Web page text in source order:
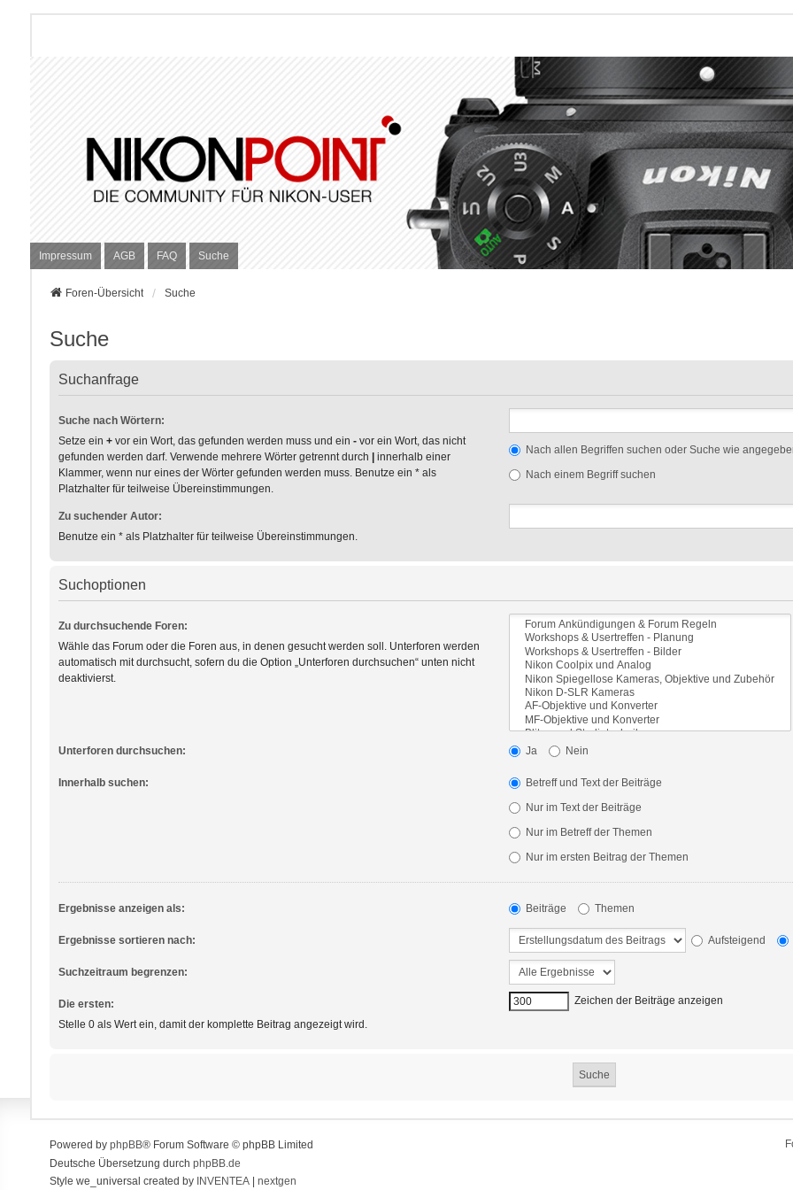
Impressum AGB FAQ Suche
Foren-Übersicht Suche
Suche
Suchanfrage
Suche nach Wörtern:
Setze ein +vor ein Wort, das gefunden werden muss und ein -vor ein Wort, das nicht
gefunden werden darf. Verwende mehrere Wörter getrennt durch
innerhalb einer
Klammer, wenn nur eines der Wörter gefunden werden muss. Benutze ein * als
Platzhalter für teilweise Übereinstimmungen.
Nach allen Begriffen suchen oder Suche wie
Nach einem Begriff suchen
Zu suchender Autor:
Benutze ein * als Platzhalter für teilweise Übereinstimmungen.
Suchoptionen
Zu durchsuchende Foren:
Wähle das Forum oder die Foren aus, in denen gesucht werden soll. Unterforen werden
automatisch mit durchsucht, sofern du die Option „Unterforen durchsuchen“ unten nicht
deaktivierst.
Unterforen durchsuchen: Ja Nein
Innerhalb suchen:
Betreff und Text der Beiträge
Nur im Text der Beiträge
Nur im Betreff der Themen
Nur im ersten Beitrag der Themen
Ergebnisse anzeigen als: Beiträge Themen
Ergebnisse sortieren nach: Aufsteigend
Suchzeitraum begrenzen:
Die ersten:
Stelle 0 als Wert ein, damit der komplette Beitrag angezeigt wird.
Zeichen der Beiträge anzeigen
Powered by phpBB® Forum Software © phpBB Limited
Deutsche Übersetzung durch phpBB.de
Style we_universal created by INVENTEA| nextgen